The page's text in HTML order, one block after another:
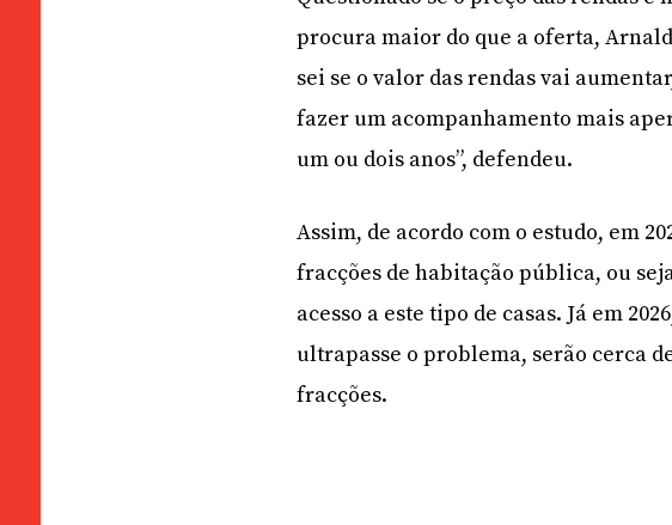
procura maior do que a oferta,
sei se o valor das rendas vai
fazer um acompanhamento mais
um ou dois anos”, defendeu.
Assim, de acordo com o estudo, em
fracções de habitação pública, ou
acesso a este tipo de casas. Já em
ultrapasse o problema, serão cerca
fracções.